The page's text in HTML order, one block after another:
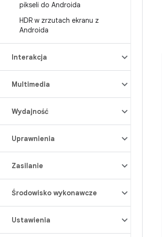
pikseli do Androida
HDR w zrzutach ekranu z
Androida
Interakcja
Multimedia
Wydajność
Uprawnienia
Zasilanie
Środowisko wykonawcze
Ustawienia